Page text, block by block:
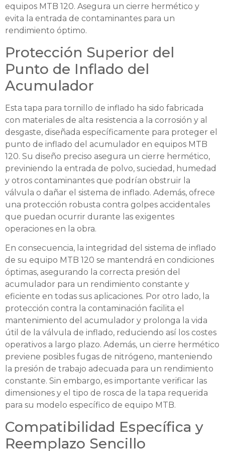
equipos MTB 120. Asegura un cierre hermético y
evita la entrada de contaminantes para un
rendimiento óptimo.
Protección Superior del
Punto de Inflado del
Acumulador
Esta tapa para tornillo de inflado ha sido fabricada
con materiales de alta resistencia a la corrosión y al
desgaste, diseñada específicamente para proteger el
punto de inflado del acumulador en equipos MTB
120. Su diseño preciso asegura un cierre hermético,
previniendo la entrada de polvo, suciedad, humedad
y otros contaminantes que podrían obstruir la
válvula o dañar el sistema de inflado. Además, ofrece
una protección robusta contra golpes accidentales
que puedan ocurrir durante las exigentes
operaciones en la obra.
En consecuencia, la integridad del sistema de inflado
de su equipo MTB 120 se mantendrá en condiciones
óptimas, asegurando la correcta presión del
acumulador para un rendimiento constante y
eficiente en todas sus aplicaciones. Por otro lado, la
protección contra la contaminación facilita el
mantenimiento del acumulador y prolonga la vida
útil de la válvula de inflado, reduciendo así los costes
operativos a largo plazo. Además, un cierre hermético
previene posibles fugas de nitrógeno, manteniendo
la presión de trabajo adecuada para un rendimiento
constante. Sin embargo, es importante verificar las
dimensiones y el tipo de rosca de la tapa requerida
para su modelo específico de equipo MTB.
Compatibilidad Específica y
Reemplazo Sencillo